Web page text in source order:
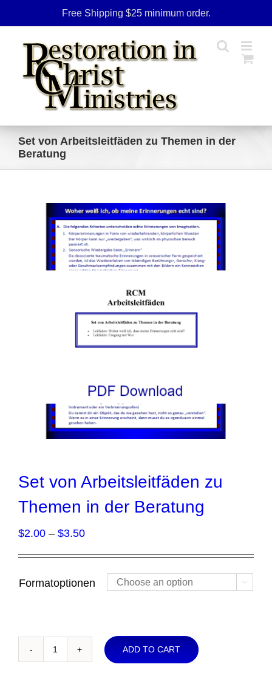
to
content
Free Shipping $25 minimum order.
Set von Arbeitsleitfäden zu Themen in der
Beratung
Set von Arbeitsleitfäden zu
Themen in der Beratung
$2.00 – $3.50Price
through
Formatoptionen 
Set
ADD TO CART